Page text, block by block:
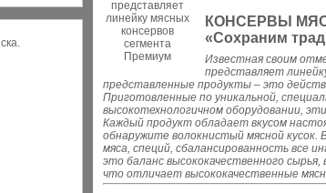
КОНСЕРВЫ
«Сохраним
Известная своим
представляет
представленные продукты – это
Приготовленные по уникальной,
высокотехнологичном оборудовании,
Каждый продукт обладает вкусом
обнаружите волокнистый мясной
мяса, специй, сбалансированность все
это баланс высококачественного сырья,
что отличает высококачественные